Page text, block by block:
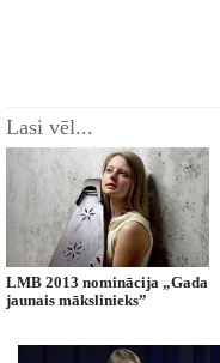
Lasi vēl...
LMB 2013 nominācija „Gada
jaunais mākslinieks”